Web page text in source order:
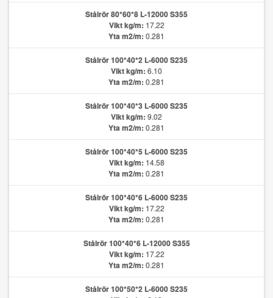
Stålrör 80*60*8 L-12000 S355
Vikt kg/m: 17.22
Yta m2/m: 0.281
Stålrör 100*40*2 L-6000 S235
Vikt kg/m: 6.10
Yta m2/m: 0.281
Stålrör 100*40*3 L-6000 S235
Vikt kg/m: 9.02
Yta m2/m: 0.281
Stålrör 100*40*5 L-6000 S235
Vikt kg/m: 14.58
Yta m2/m: 0.281
Stålrör 100*40*6 L-6000 S235
Vikt kg/m: 17.22
Yta m2/m: 0.281
Stålrör 100*40*6 L-12000 S355
Vikt kg/m: 17.22
Yta m2/m: 0.281
Stålrör 100*50*2 L-6000 S235